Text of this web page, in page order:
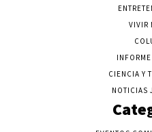
VIVIR
CIENCIA Y
NOTICIAS